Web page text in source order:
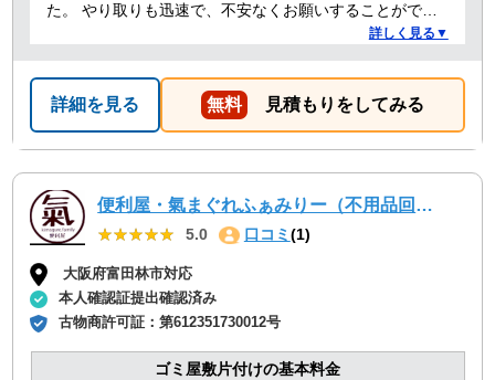
た。 やり取りも迅速で、不安なくお願いすることができ
詳しく見る▼
詳細を見る 無料 見積もりをしてみる
便利屋・氣まぐれふぁみりー（不用品回収・遺品整理・お墓参り代行等、幅広く対応しております）
★★★★★
★★★★★ 5.0 口コミ (1)
大阪府富田林市対応
本人確認証提出確認済み
古物商許可証：第612351730012号
ゴミ屋敷片付けの基本料金